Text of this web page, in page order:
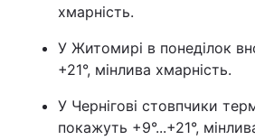
хмарність.
У Житомирі в понеділок
+21°, мінлива хмарність.
У Чернігові стовпчики
покажуть +9°...+21°,